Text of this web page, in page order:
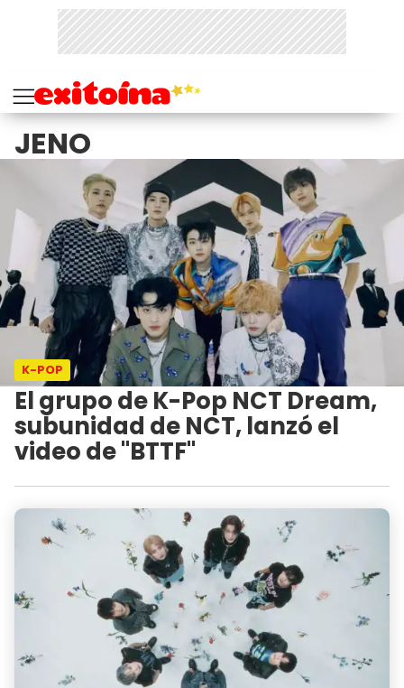
JENO
K-POP
El grupo de K-Pop NCT Dream,
subunidad de NCT, lanzó el
video de "BTTF"